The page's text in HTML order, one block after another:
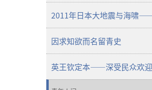
2011年日本大地震与海啸
因求知欲而名留青史
英王钦定本——深受民众欢迎